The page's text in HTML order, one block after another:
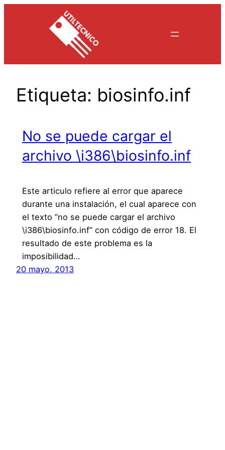
Etiqueta: biosinfo.inf
No se puede cargar el
archivo \i386\biosinfo.inf
Este articulo refiere al error que aparece
durante una instalación, el cual aparece con
el texto “no se puede cargar el archivo
\i386\biosinfo.inf” con código de error 18. El
resultado de este problema es la
imposibilidad…
20 mayo, 2013